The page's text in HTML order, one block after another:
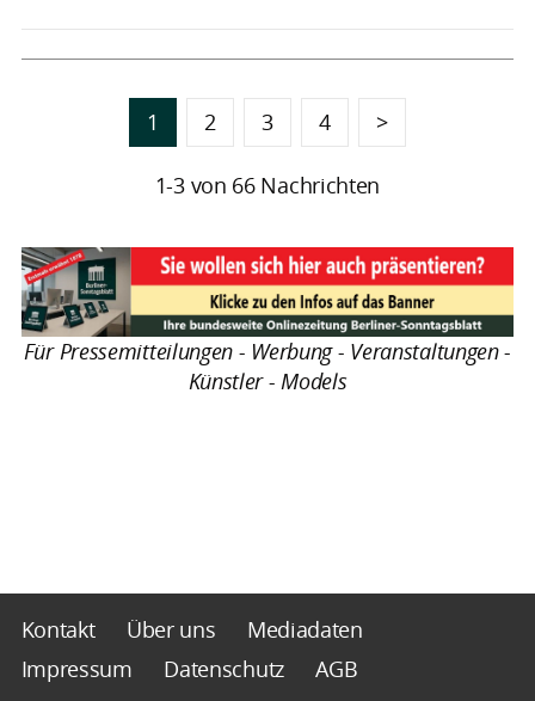
1 2 3 4 >
1-3 von 66 Nachrichten
Für Pressemitteilungen - Werbung - Veranstaltungen -
Künstler - Models
Kontakt Über uns
Mediadaten
Impressum
Datenschutz
AGB